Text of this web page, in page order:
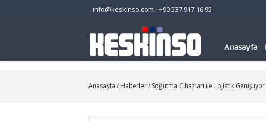
info@keskinso.com -+90 537 917 16 95
Anasayfa
Anasayfa / Haberler/ Soğutma Cihazları ile Lojistik Genişliyor